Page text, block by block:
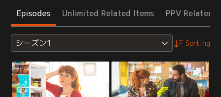
Episodes Unlimited Related Items PPV Related
シーズン1 Sorting